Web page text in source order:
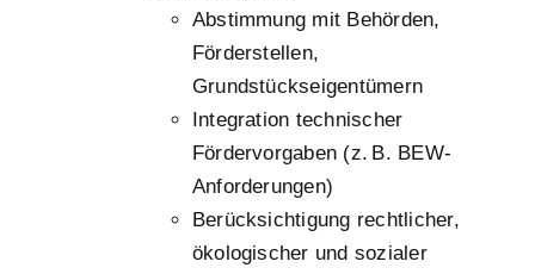
Abstimmung mit Behörden,
Förderstellen,
Grundstückseigentümern
Integration technischer
Fördervorgaben (z. B. BEW-
Anforderungen)
Berücksichtigung rechtlicher,
ökologischer und sozialer